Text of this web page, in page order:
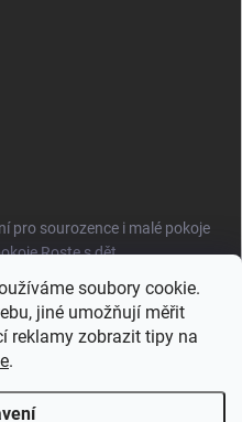
soubory cookie.
jiné umožňují měřit
reklamy zobrazit tipy na
.
pro sourozence i malé pokoje
Roste s dět...
pro malé prostory i
vašemu živo...